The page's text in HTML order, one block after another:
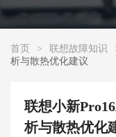
首页 > 联想故障知识
析与散热优化建议
联想小新
析与散热优化